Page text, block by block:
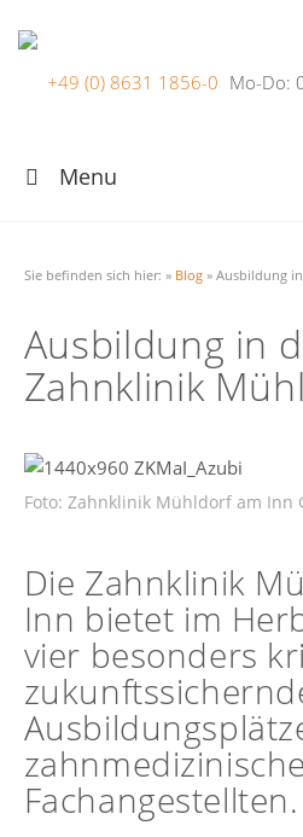
+49 (0) 8631 1856-0 Mo-Do:
Menu
Sie befinden sich hier: » Blog» Ausbildung
Ausbildung in
Zahnklinik
Foto: Zahnklinik Mühldorf am Inn
Die Zahnklinik
Inn bietet im
vier besonders
Fachangestellten.